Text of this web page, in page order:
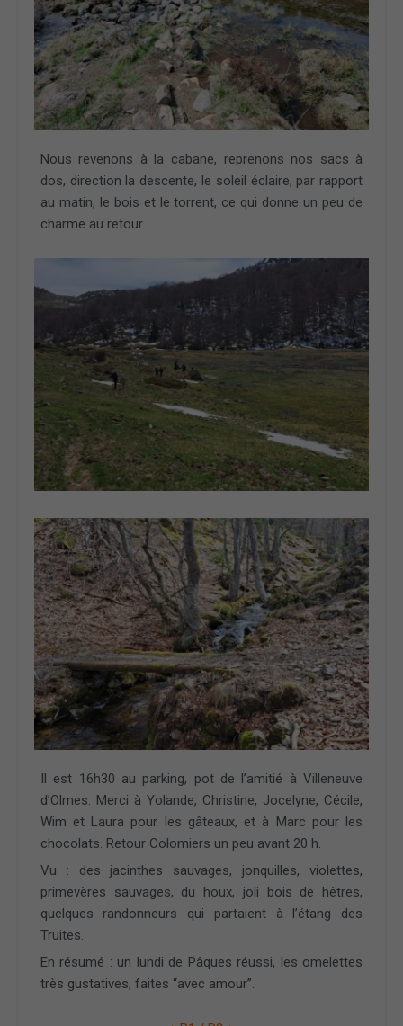
Nous revenons à la cabane, reprenons nos sacs à
dos, direction la descente, le soleil éclaire, par rapport
au matin, le bois et le torrent, ce qui donne un peu de
charme au retour.
Il est 16h30 au parking, pot de l’amitié à Villeneuve
d’Olmes. Merci à Yolande, Christine, Jocelyne, Cécile,
Wim et Laura pour les gâteaux, et à Marc pour les
chocolats. Retour Colomiers un peu avant 20 h.
Vu : des jacinthes sauvages, jonquilles, violettes,
primevères sauvages, du houx, joli bois de hêtres,
quelques randonneurs qui partaient à l’étang des
Truites.
En résumé : un lundi de Pâques réussi, les omelettes
très gustatives, faites “avec amour”.